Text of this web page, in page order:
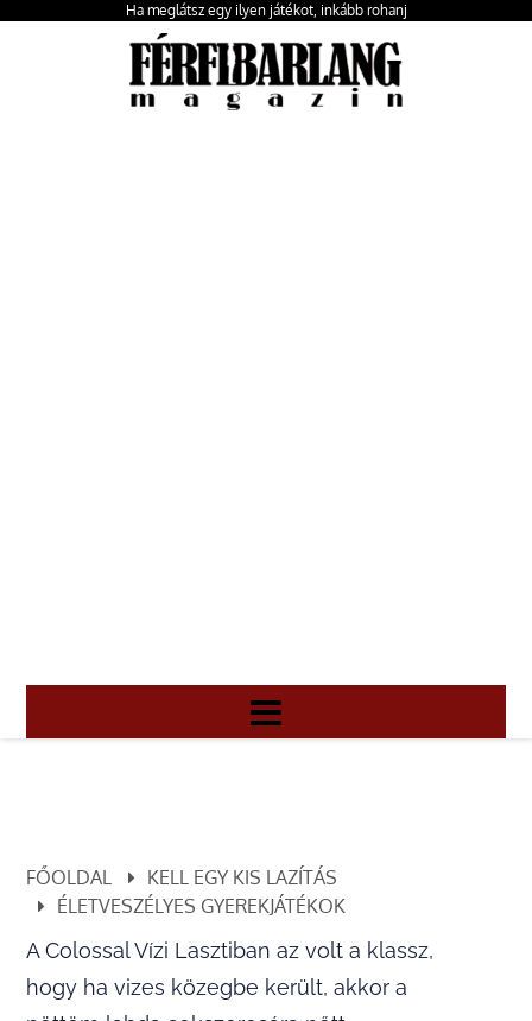
Ha meglátsz egy ilyen játékot, inkább rohanj
FŐOLDAL
KELL EGY KIS LAZÍTÁS
ÉLETVESZÉLYES GYEREKJÁTÉKOK
A Colossal Vízi Lasztiban az volt a klassz,
hogy ha vizes közegbe került, akkor a